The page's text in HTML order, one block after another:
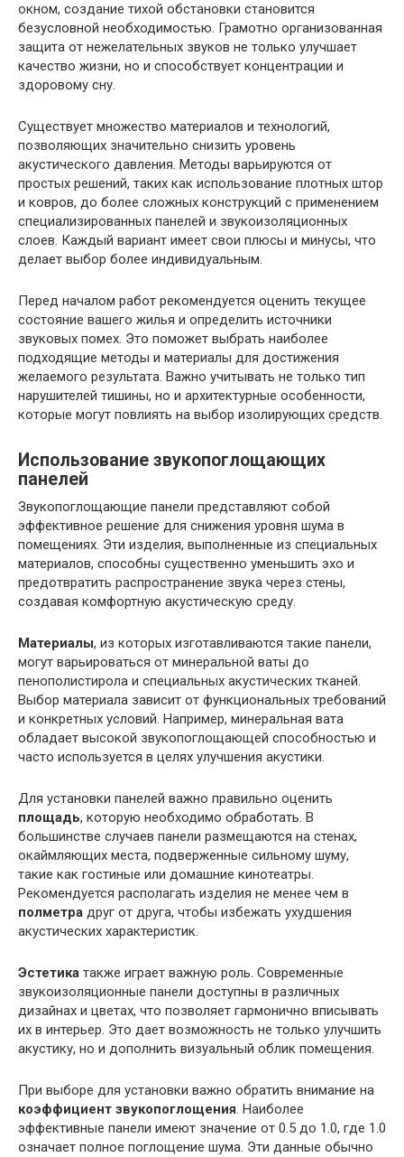
окном, создание тихой обстановки становится
безусловной необходимостью. Грамотно организованная
защита от нежелательных звуков не только улучшает
качество жизни, но и способствует концентрации и
здоровому сну.
Существует множество материалов и технологий,
позволяющих значительно снизить уровень
акустического давления. Методы варьируются от
простых решений, таких как использование плотных штор
и ковров, до более сложных конструкций с применением
специализированных панелей и звукоизоляционных
слоев. Каждый вариант имеет свои плюсы и минусы, что
делает выбор более индивидуальным.
Перед началом работ рекомендуется оценить текущее
состояние вашего жилья и определить источники
звуковых помех. Это поможет выбрать наиболее
подходящие методы и материалы для достижения
желаемого результата. Важно учитывать не только тип
нарушителей тишины, но и архитектурные особенности,
которые могут повлиять на выбор изолирующих средств.
Использование звукопоглощающих
панелей
Звукопоглощающие панели представляют собой
эффективное решение для снижения уровня шума в
помещениях. Эти изделия, выполненные из специальных
материалов, способны существенно уменьшить эхо и
предотвратить распространение звука через стены,
создавая комфортную акустическую среду.
Материалы, из которых изготавливаются такие панели,
могут варьироваться от минеральной ваты до
пенополистирола и специальных акустических тканей.
Выбор материала зависит от функциональных требований
и конкретных условий. Например, минеральная вата
обладает высокой звукопоглощающей способностью и
часто используется в целях улучшения акустики.
Для установки панелей важно правильно оценить
площадь, которую необходимо обработать. В
большинстве случаев панели размещаются на стенах,
окаймляющих места, подверженные сильному шуму,
такие как гостиные или домашние кинотеатры.
Рекомендуется располагать изделия не менее чем в
полметра друг от друга, чтобы избежать ухудшения
акустических характеристик.
Эстетика также играет важную роль. Современные
звукоизоляционные панели доступны в различных
дизайнах и цветах, что позволяет гармонично вписывать
их в интерьер. Это дает возможность не только улучшить
акустику, но и дополнить визуальный облик помещения.
При выборе для установки важно обратить внимание на
коэффициент звукопоглощения. Наиболее
эффективные панели имеют значение от 0.5 до 1.0, где 1.0
означает полное поглощение шума. Эти данные обычно